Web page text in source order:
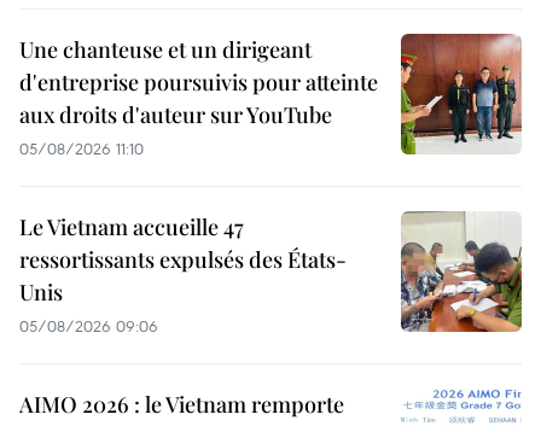
Une chanteuse et un dirigeant
d'entreprise poursuivis pour atteinte
aux droits d'auteur sur YouTube
05/08/2026 11:10
Le Vietnam accueille 47
ressortissants expulsés des États-
Unis
05/08/2026 09:06
AIMO 2026 : le Vietnam remporte